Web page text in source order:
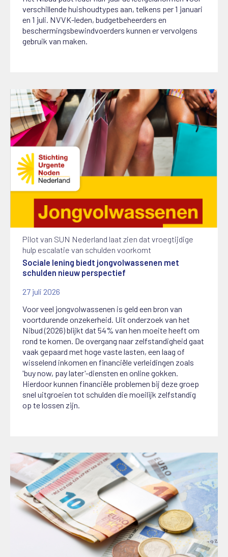
verschillende huishoudtypes aan, telkens per 1 januari
en 1 juli. NVVK-leden, budgetbeheerders en
beschermingsbewindvoerders kunnen er vervolgens
gebruik van maken.
Pilot van SUN Nederland laat zien dat vroegtijdige
hulp escalatie van schulden voorkomt
Sociale lening biedt jongvolwassenen met
schulden nieuw perspectief
27 juli 2026
Voor veel jongvolwassenen is geld een bron van
voortdurende onzekerheid. Uit onderzoek van het
Nibud (2026) blijkt dat 54% van hen moeite heeft om
rond te komen. De overgang naar zelfstandigheid gaat
vaak gepaard met hoge vaste lasten, een laag of
wisselend inkomen en financiële verleidingen zoals
'buy now, pay later'-diensten en online gokken.
Hierdoor kunnen financiële problemen bij deze groep
snel uitgroeien tot schulden die moeilijk zelfstandig
op te lossen zijn.